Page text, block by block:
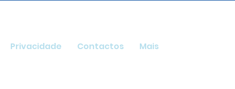
Privacidade Contactos Mais